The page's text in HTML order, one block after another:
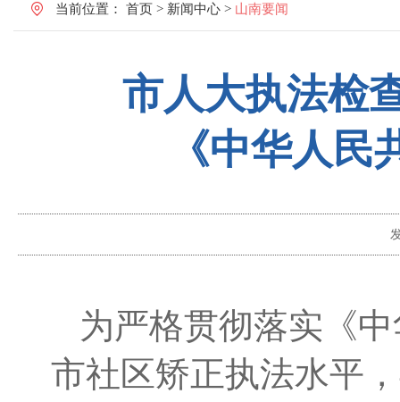
当前位置： 首页 > 新闻中心 > 山南要闻
市人大执法检
《中华人
为严格贯彻落实《
市社区矫正执法水平 ，